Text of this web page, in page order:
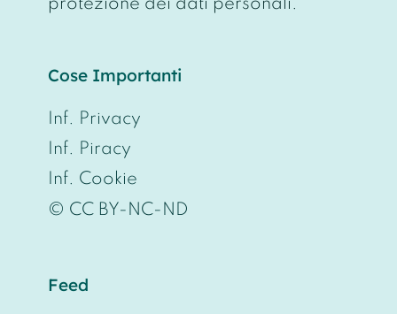
protezione dei dati personali.
Cose Importanti
Inf. Privacy
Inf. Piracy
Inf. Cookie
© CC BY-NC-ND
Feed